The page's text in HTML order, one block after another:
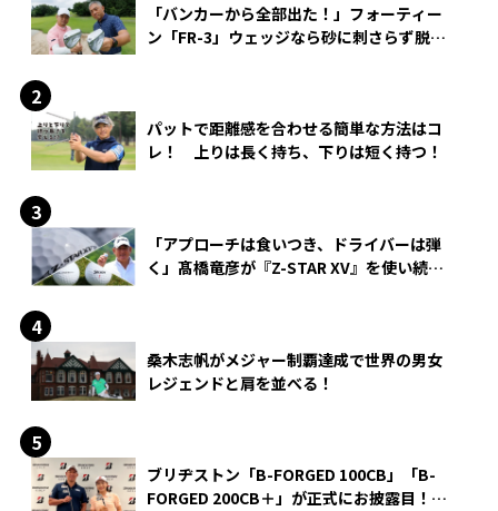
「バンカーから全部出た！」フォーティー
ン「FR-3」ウェッジなら砂に刺さらず脱出
パットで距離感を合わせる簡単な方法はコ
レ！ 上りは長く持ち、下りは短く持つ！
「アプローチは食いつき、ドライバーは弾
く」髙橋竜彦が『Z-STAR XV』を使い続け
桑木志帆がメジャー制覇達成で世界の男女
レジェンドと肩を並べる！
ブリヂストン「B-FORGED 100CB」「B-
FORGED 200CB＋」が正式にお披露目！